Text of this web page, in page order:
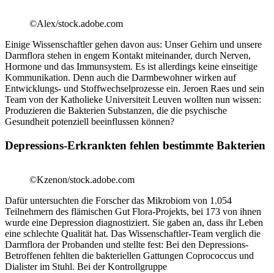
©Alex/stock.adobe.com
Einige Wissenschaftler gehen davon aus: Unser Gehirn und unsere
Darmflora stehen in engem Kontakt miteinander, durch Nerven,
Hormone und das Immunsystem. Es ist allerdings keine einseitige
Kommunikation. Denn auch die Darmbewohner wirken auf
Entwicklungs- und Stoffwechselprozesse ein. Jeroen Raes und sein
Team von der Katholieke Universiteit Leuven wollten nun wissen:
Produzieren die Bakterien Substanzen, die die psychische
Gesundheit potenziell beeinflussen können?
Depressions-Erkrankten fehlen bestimmte Bakterien
©Kzenon/stock.adobe.com
Dafür untersuchten die Forscher das Mikrobiom von 1.054
Teilnehmern des flämischen Gut Flora-Projekts, bei 173 von ihnen
wurde eine Depression diagnostiziert. Sie gaben an, dass ihr Leben
eine schlechte Qualität hat. Das Wissenschaftler-Team verglich die
Darmflora der Probanden und stellte fest: Bei den Depressions-
Betroffenen fehlten die bakteriellen Gattungen Coprococcus und
Dialister im Stuhl. Bei der Kontrollgruppe